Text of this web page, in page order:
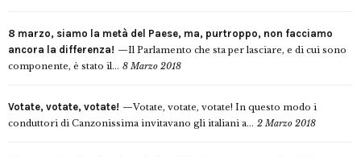
8 marzo, siamo la metà del Paese, ma, purtroppo, non facciamo
ancora la differenza!
Il Parlamento che sta per lasciare, e di cui sono
componente, è stato il... 8 Marzo 2018
Votate, votate, votate!
Votate, votate, votate! In questo modo i
conduttori di Canzonissima invitavano gli italiani a... 2 Marzo 2018